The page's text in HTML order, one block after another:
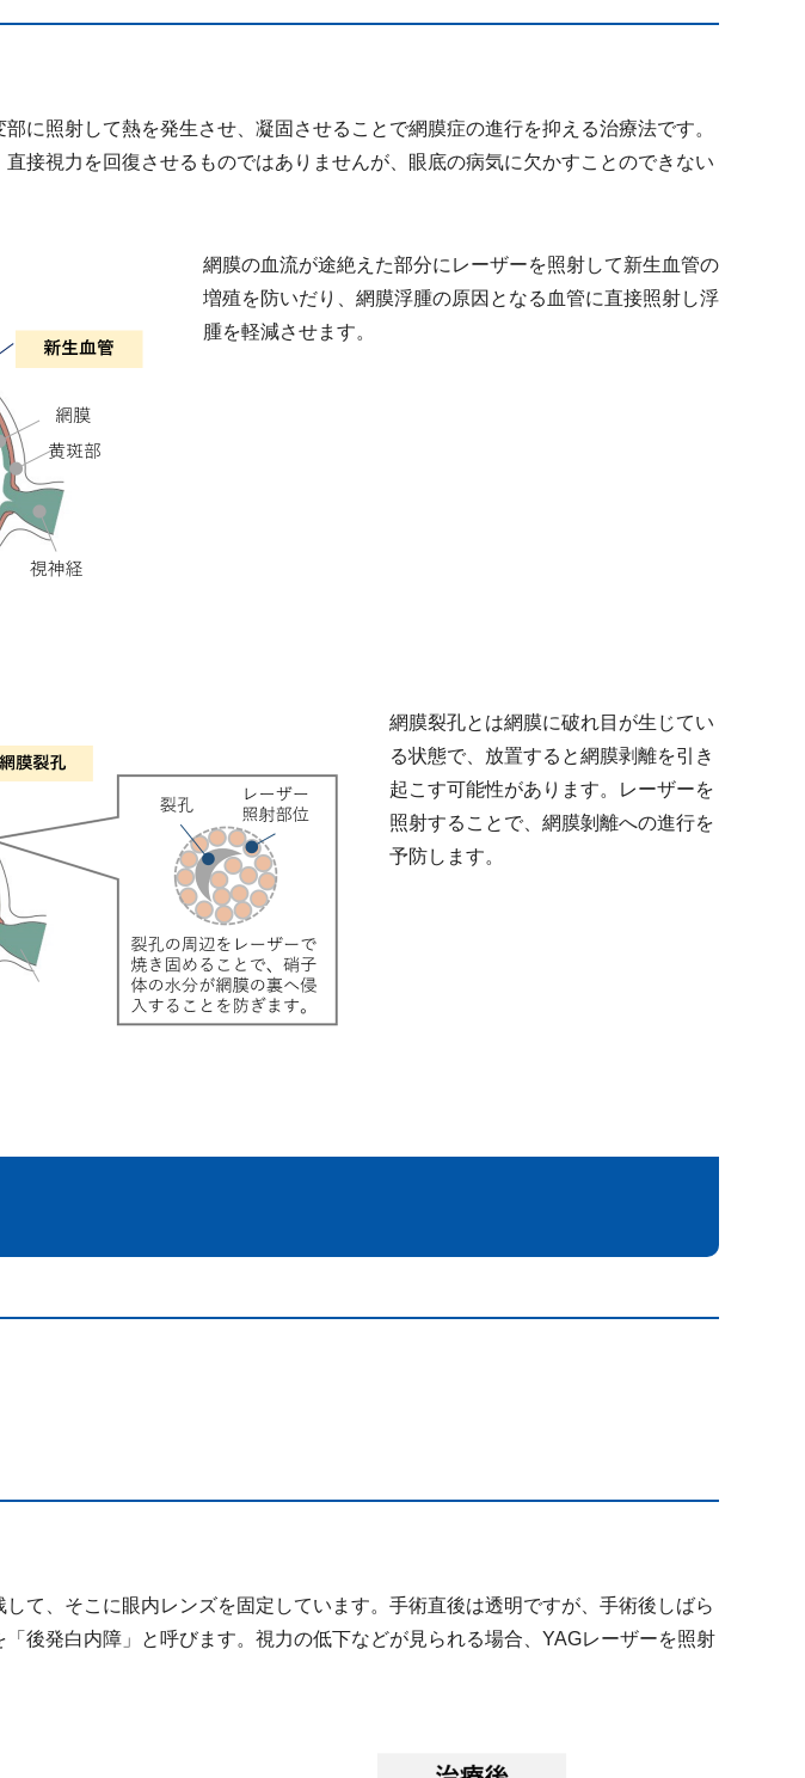
に照射して熱を発生させ、凝固させることで網膜症の進行を抑える治療法です。
接視力を回復させるものではありませんが、眼底の病気に欠かすことのできない
網膜の血流が途絶えた部分にレーザーを照射して新生血管の
増殖を防いだり、網膜浮腫の原因となる血管に直接照射し浮
腫を軽減させます。
網膜裂孔とは網膜に破れ目が生じてい
る状態で、放置すると網膜剥離を引き
起こす可能性があります。レーザーを
照射することで、網膜剝離への進行を
予防します。
て、そこに眼内レンズを固定しています。手術直後は透明ですが、手術後しばら
後発白内障」と呼びます。視力の低下などが見られる場合、YAGレーザーを照射